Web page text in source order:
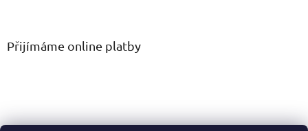
Přijímáme online platby